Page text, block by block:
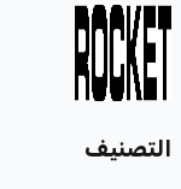
التصنيف